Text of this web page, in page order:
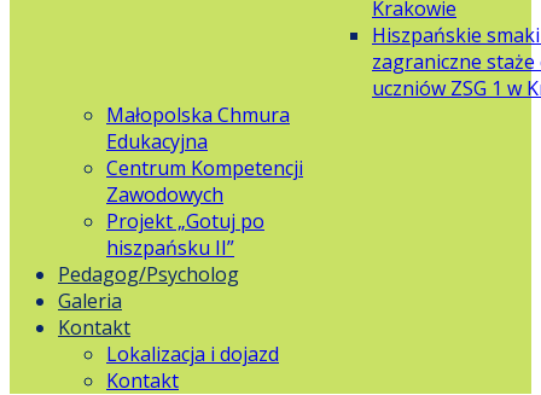
Krakowie
Hiszpańskie
zagraniczne staże
uczniów ZSG 1 w
Małopolska Chmura
Edukacyjna
Centrum Kompetencji
Zawodowych
Projekt „Gotuj po
hiszpańsku II”
Pedagog/Psycholog
Galeria
Kontakt
Lokalizacja i dojazd
Kontakt